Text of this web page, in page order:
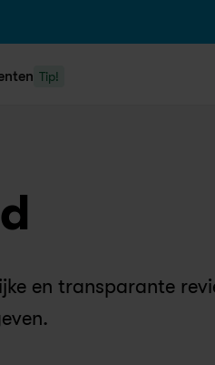
Tip!
en transparante